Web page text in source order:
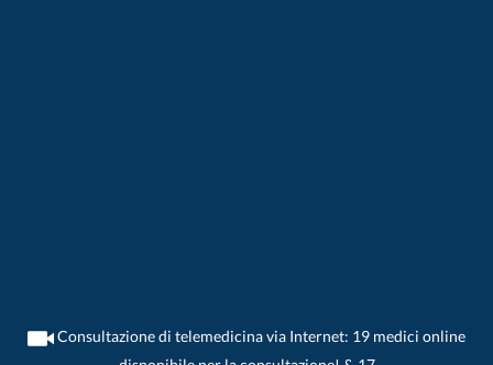
Consultazione di telemedicina via Internet: 19 medici online